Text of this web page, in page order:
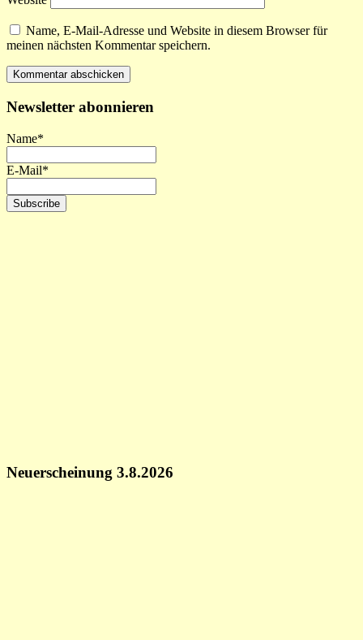
Name, E-Mail-Adresse und Website in diesem Browser für
meinen nächsten Kommentar speichern.
Newsletter abonnieren
Name*
E-Mail*
Neuerscheinung 3.8.2026